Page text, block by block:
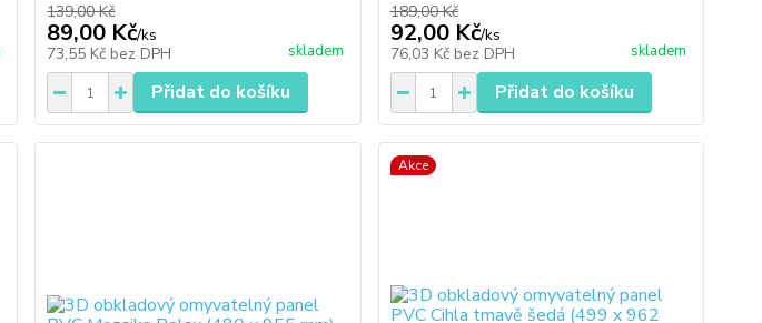
139,00 Kč
89,00 Kč/ks
73,55 Kč bez DPH skladem
Přidat do košíku
189,00 Kč
92,00 Kč/ks
76,03 Kč bez DPH skladem
Přidat do košíku
Akce